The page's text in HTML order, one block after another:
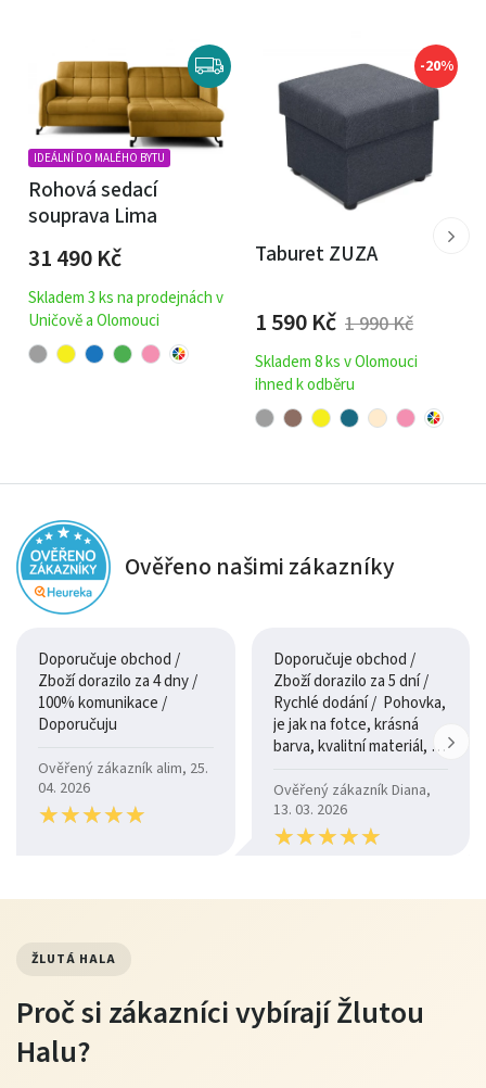
IDEÁLNÍ DO MALÉHO BYTU
Rohová sedací
souprava Lima
31 490Kč
Skladem 3 ks na prodejnách v
Uničově a Olomouci
-20%
Taburet ZUZA
1 590Kč 1 990Kč
Skladem 8 ks v Olomouci
ihned k odběru
Ověřeno našimi zákazníky
Doporučuje obchod /
Zboží dorazilo za 4 dny /
100% komunikace /
Doporučuju
Ověřený zákazník alim, 25.
04. 2026
★★★★★
★★★★★
Doporučuje obchod /
Zboží dorazilo za 5 dní /
Rychlé dodání / Pohovka,
je jak na fotce, krásná
barva, kvalitní materiál, a
Ověřený zákazník Diana,
13. 03. 2026
★★★★★
★★★★★
ŽLUTÁ HALA
Proč si zákazníci vybírají Žlutou
Halu?